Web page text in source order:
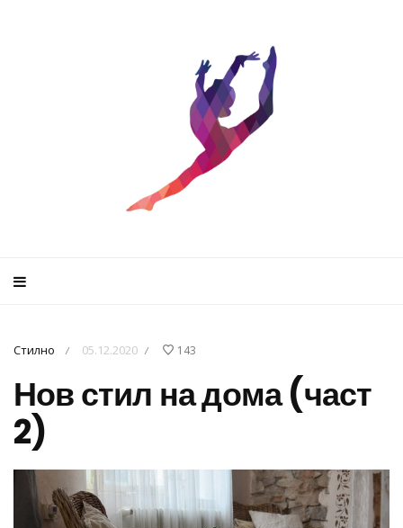
Стилно / 05.12.2020 / 143
Нов стил на дома (част
2)